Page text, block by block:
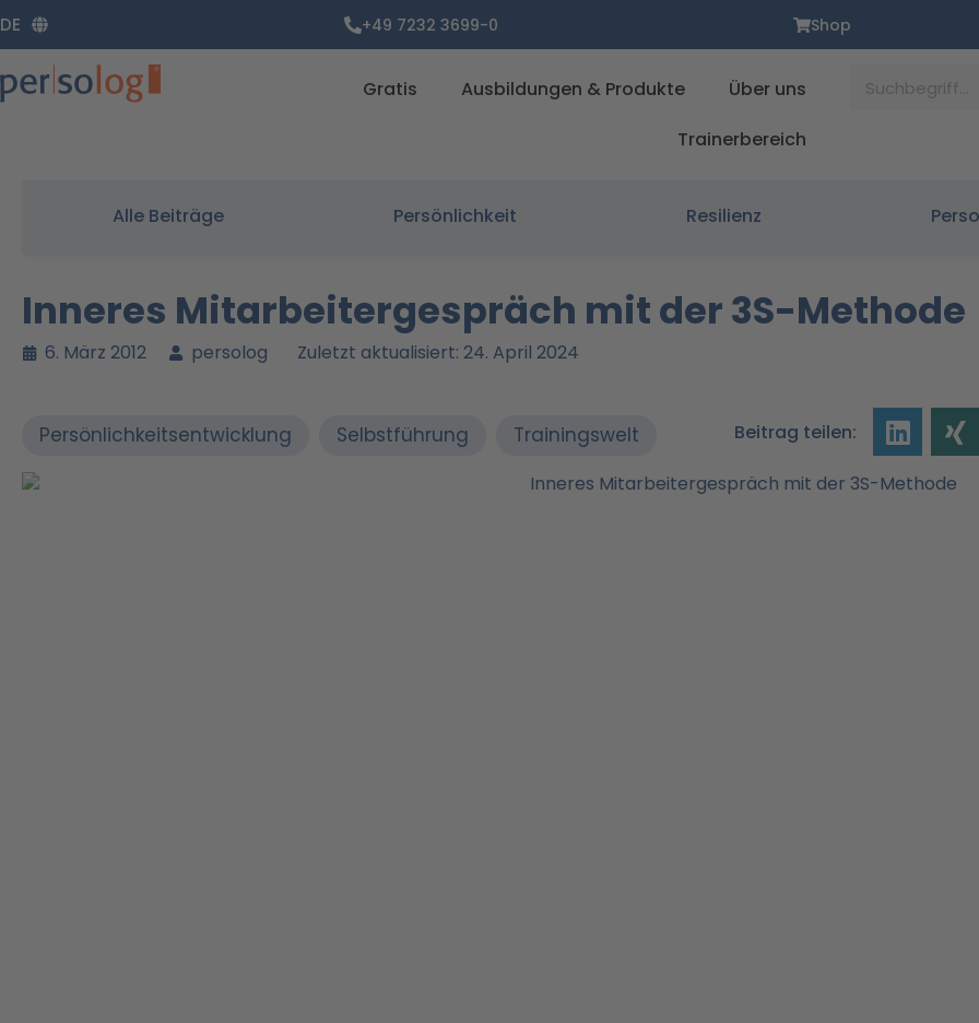
Inhalt
springen
DE +49 7232 3699-0 Shop
Gratis Ausbildungen & Produkte
Über uns
Trainerbereich
Alle Beiträge Persönlichkeit Resilienz
Inneres Mitarbeitergespräch mit der 3S-Methode
6. März 2012 persolog Zuletzt aktualisiert: 24. April 2024
Persönlichkeitsentwicklung Selbstführung Trainingswelt Beitrag teilen: